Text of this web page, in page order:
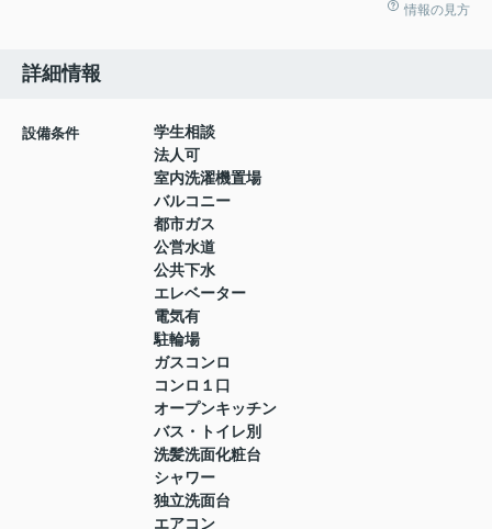
情報の見方
詳細情報
設備条件
学生相談
法人可
室内洗濯機置場
バルコニー
都市ガス
公営水道
公共下水
エレベーター
電気有
駐輪場
ガスコンロ
コンロ１口
オープンキッチン
バス・トイレ別
洗髪洗面化粧台
シャワー
独立洗面台
エアコン